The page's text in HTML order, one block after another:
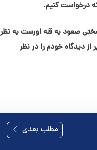
درخواست کنیم.
صعود به قله اورست به
دیدگاه خودم را در نظر
مطلب بعدی